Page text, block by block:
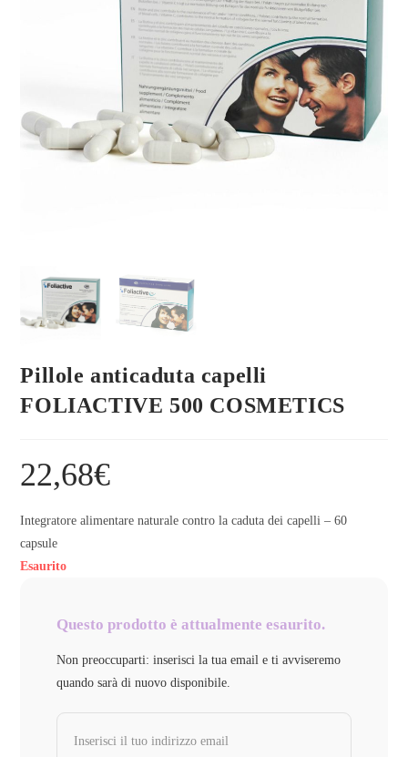
Pillole anticaduta capelli
FOLIACTIVE 500 COSMETICS
22,68€
Integratore alimentare naturale contro la caduta dei capelli – 60
capsule
Esaurito
Questo prodotto è attualmente esaurito.
Non preoccuparti: inserisci la tua email e ti avviseremo
quando sarà di nuovo disponibile.